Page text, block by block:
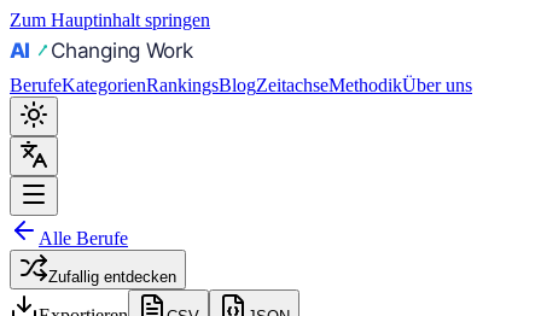
Zum Hauptinhalt springen
BerufeKategorienRankingsBlogZeitachseMethodikÜber uns
Alle Berufe
Zufallig entdecken